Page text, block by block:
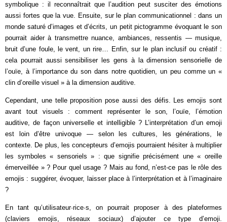
symbolique : il reconnaîtrait que l’audition peut susciter des émotions
aussi fortes que la vue. Ensuite, sur le plan communicationnel : dans un
monde saturé d’images et d’écrits, un petit pictogramme évoquant le son
pourrait aider à transmettre nuance, ambiances, ressentis — musique,
bruit d’une foule, le vent, un rire… Enfin, sur le plan inclusif ou créatif :
cela pourrait aussi sensibiliser les gens à la dimension sensorielle de
l’ouïe, à l’importance du son dans notre quotidien, un peu comme un «
clin d’oreille visuel » à la dimension auditive.
Cependant, une telle proposition pose aussi des défis. Les emojis sont
avant tout visuels : comment représenter le son, l’ouïe, l’émotion
auditive, de façon universelle et intelligible ? L’interprétation d’un emoji
est loin d’être univoque — selon les cultures, les générations, le
contexte. De plus, les concepteurs d’emojis pourraient hésiter à multiplier
les symboles « sensoriels » : que signifie précisément une « oreille
émerveillée » ? Pour quel usage ? Mais au fond, n’est-ce pas le rôle des
emojis : suggérer, évoquer, laisser place à l’interprétation et à l’imaginaire
?
En tant qu’utilisateur·rice·s, on pourrait proposer à des plateformes
(claviers emojis, réseaux sociaux) d’ajouter ce type d’emoji.